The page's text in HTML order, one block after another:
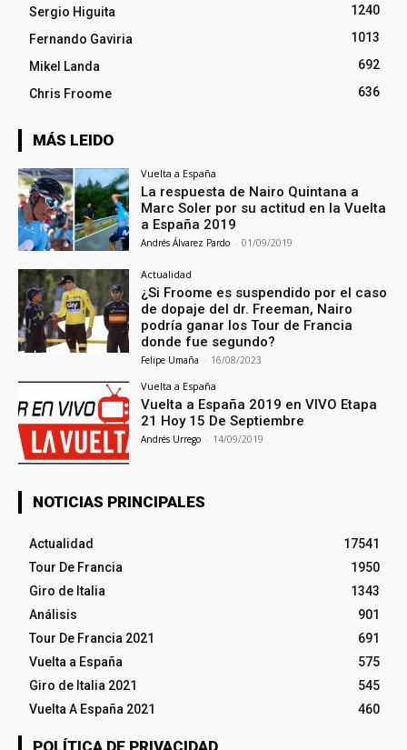
Sergio Higuita
1240
Fernando Gaviria
1013
Mikel Landa
692
Chris Froome
636
MÁS LEIDO
Vuelta a España
La respuesta de Nairo Quintana a
Marc Soler por su actitud en la Vuelta
a España 2019
Andrés Álvarez Pardo - 01/09/2019
Actualidad
¿Si Froome es suspendido por el caso
de dopaje del dr. Freeman, Nairo
podría ganar los Tour de Francia
donde fue segundo?
Felipe Umaña - 16/08/2023
Vuelta a España
Vuelta a España 2019 en VIVO Etapa
21 Hoy 15 De Septiembre
Andrés Urrego - 14/09/2019
NOTICIAS PRINCIPALES
Actualidad
17541
Tour De Francia
1950
Giro de Italia
1343
Análisis
901
Tour De Francia 2021
691
Vuelta a España
575
Giro de Italia 2021
545
Vuelta A España 2021
460